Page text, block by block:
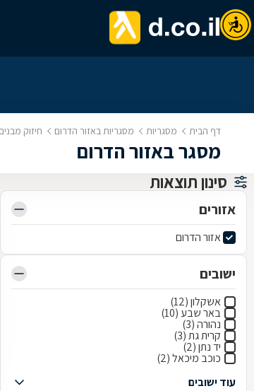
דף הבית מסגריות מסגריות באזור הדרום חיזוק
מסגר באזור הדרום
סינון תוצאות
אזורים
אזור הדרום
ישובים
אשקלון (12)
באר שבע (10)
נהורה (3)
קרית גת (3)
יד נתן (2)
כוכב מיכאל (2)
עוד ישובים